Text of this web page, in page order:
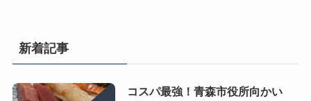
新着記事
コスパ最強！青森市役所向かい